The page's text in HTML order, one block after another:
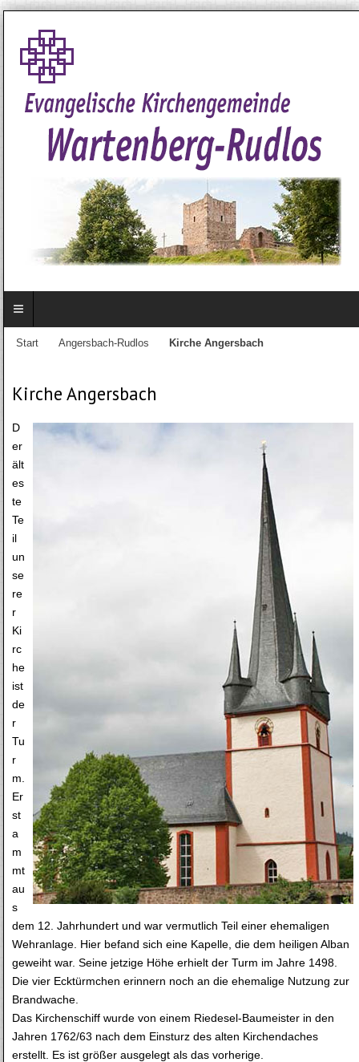
Start Angersbach-Rudlos Kirche Angersbach
Kirche Angersbach
D
er
ält
es
te
Te
il
un
se
re
r
Ki
rc
he
ist
de
r
Tu
r
m.
Er
st
a
m
mt
au
s
dem 12. Jahrhundert und war vermutlich Teil einer ehemaligen
Wehranlage. Hier befand sich eine Kapelle, die dem heiligen Alban
geweiht war. Seine jetzige Höhe erhielt der Turm im Jahre 1498.
Die vier Ecktürmchen erinnern noch an die ehemalige Nutzung zur
Brandwache.
Das Kirchenschiff wurde von einem Riedesel-Baumeister in den
Jahren 1762/63 nach dem Einsturz des alten Kirchendaches
erstellt. Es ist größer ausgelegt als das vorherige.